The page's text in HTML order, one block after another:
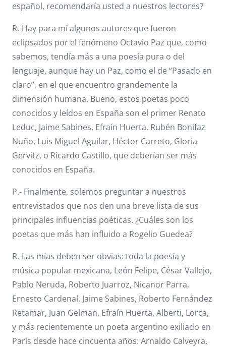
español, recomendaría usted a nuestros lectores?
R.-Hay para mí algunos autores que fueron
eclipsados por el fenómeno Octavio Paz que, como
sabemos, tendía más a una poesía pura o del
lenguaje, aunque hay un Paz, como el de “Pasado en
claro”, en el que encuentro grandemente la
dimensión humana. Bueno, estos poetas poco
conocidos y leídos en España son el primer Renato
Leduc, Jaime Sabines, Efraín Huerta, Rubén Bonifaz
Nuño, Luis Miguel Aguilar, Héctor Carreto, Gloria
Gervitz, o Ricardo Castillo, que deberían ser más
conocidos en España.
P.- Finalmente, solemos preguntar a nuestros
entrevistados que nos den una breve lista de sus
principales influencias poéticas. ¿Cuáles son los
poetas que más han influido a Rogelio Guedea?
R.-Las mías deben ser obvias: toda la poesía y
música popular mexicana, León Felipe, César Vallejo,
Pablo Neruda, Roberto Juarroz, Nicanor Parra,
Ernesto Cardenal, Jaime Sabines, Roberto Fernández
Retamar, Juan Gelman, Efraín Huerta, Alberti, Lorca,
y más recientemente un poeta argentino exiliado en
París desde hace cincuenta años: Arnaldo Calveyra,